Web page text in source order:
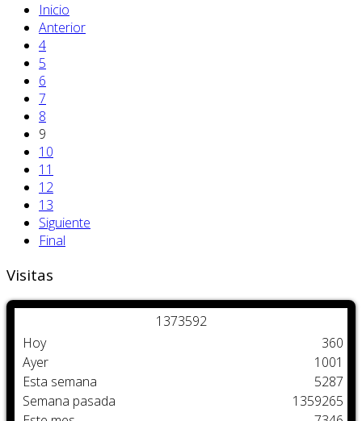
Inicio
Anterior
4
5
6
7
8
9
10
11
12
13
Siguiente
Final
Visitas
1 373592
Hoy
Ayer
Esta semana
Semana pasada
360
1001
5287
1359265